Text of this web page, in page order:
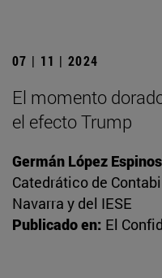
07 | 11 | 2024
El momento
el efecto Trump
Germán López
Catedrático de
Navarra y del IESE
Publicado en: El